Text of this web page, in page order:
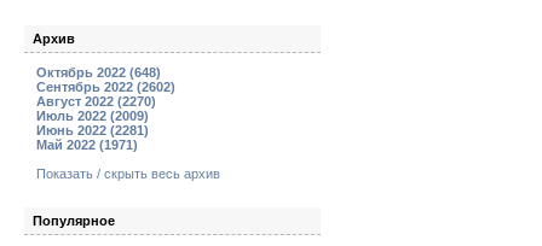
Архив
Октябрь 2022 (648)
Сентябрь 2022 (2602)
Август 2022 (2270)
Июль 2022 (2009)
Июнь 2022 (2281)
Май 2022 (1971)
Показать / скрыть весь архив
Популярное